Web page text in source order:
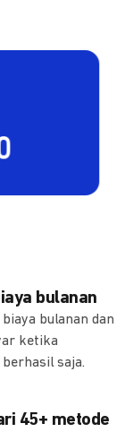
bulanan
biaya bulanan dan
ketika
saja.
45+ metode